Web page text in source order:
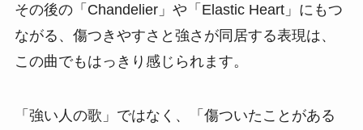
その後の「Chandelier」や「Elastic Heart」にもつ
ながる、傷つきやすさと強さが同居する表現は、
この曲でもはっきり感じられます。
「強い人の歌」ではなく、「傷ついたことがある